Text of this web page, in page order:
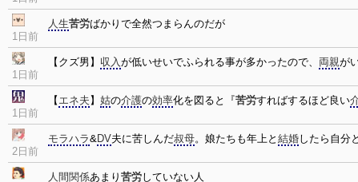
1日前
人生苦労ばかりで全然つまらんのだが
1日前
【クズ男】 収入が低いせいでふられる事が多かったので、 両親が
1日前
【 エネ夫 】 姑の介護の効率化を図ると『苦労すればするほど良い
2日前
モラハラ&DV夫に苦しんだ叔母。娘たちも年上と 結婚したら自分
人間 関係あまり 苦労していない人